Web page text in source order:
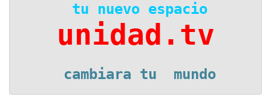
tu nuevo espacio
unidad.tv
cambiara tu  mundo